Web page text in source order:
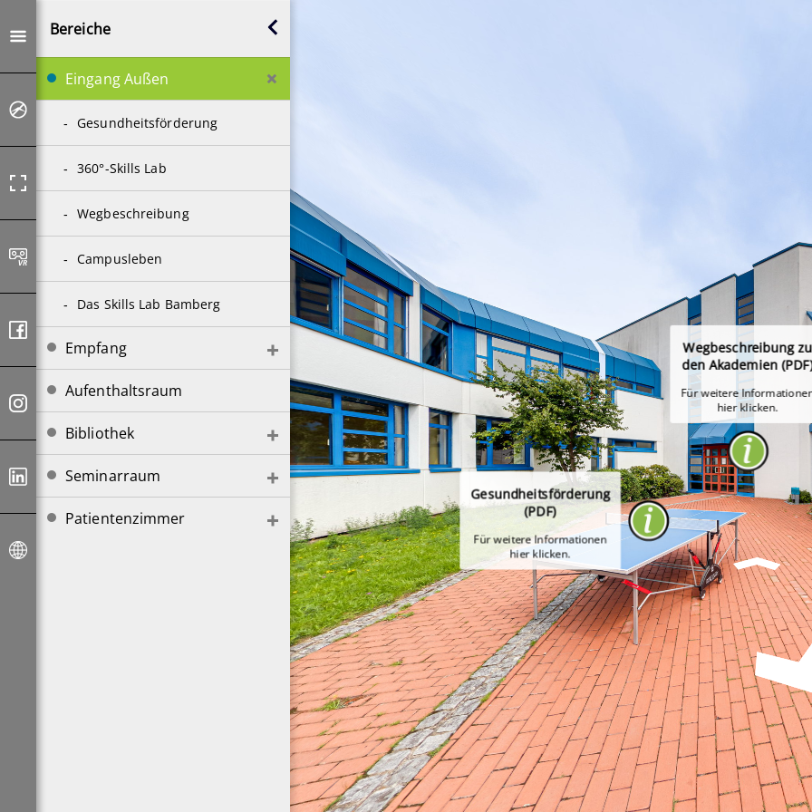
Gesundheitsförderung
(PDF)
Für weitere Informationen
hier klicken.
Wegbeschreibung zu
den Akademien
Für weitere
hier klicken.
Bereiche
Eingang Außen
Gesundheitsförderung
360°-Skills Lab
Wegbeschreibung
Campusleben
Das Skills Lab Bamberg
Empfang
Aufenthaltsraum
Bibliothek
Seminarraum
Patientenzimmer